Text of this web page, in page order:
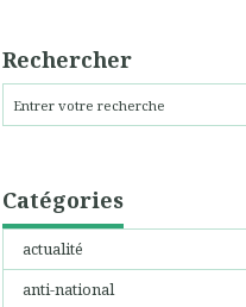
Rechercher
Catégories
actualité
anti-national